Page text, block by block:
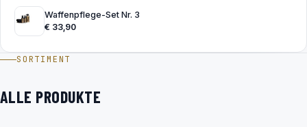
Waffenpflege-Set Nr. 3
€ 33,90
SORTIMENT
ALLE PRODUKTE